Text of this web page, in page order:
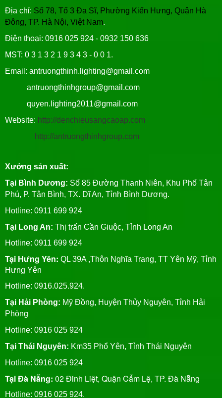
Địa chỉ: Số 78, Tổ 3 Đa Sĩ, Phường Kiến Hưng, Quận Hà
Đông, TP. Hà Nội, Việt Nam.
Điện thoại: 0916 025 924 - 0932 150 636
MST: 0 3 1 3 2 1 9 3 4 3 - 0 0 1.
Email: antruongthinh.lighting@gmail.com
antruongthinhgroup@gmail.com
quyen.lighting2011@gmail.com
Website: http://denchieusangcaoap.com
http://antruongthinhgroup.com
Xưởng sản xuất:
Tại Bình Dương: Số 85 Đường Thanh Niên, Khu Phố Tân
Phú, P. Tân Bình, TX. Dĩ An, Tỉnh Bình Dương.
Hotline: 0911 699 924
Tại Long An: Thị trấn Cần Giuộc, Tỉnh Long An
Hotline: 0911 699 924
Tại Hưng Yên: QL 39A ,Thôn Nghĩa Trang, TT Yên Mỹ, Tỉnh
Hưng Yên
Hotline: 0916.025.924.
Tại Hải Phòng: Mỹ Đồng, Huyện Thủy Nguyên, Tỉnh Hải
Phòng
Hotline: 0916 025 924
Tại Thái Nguyên: Km35 Phổ Yên, Tỉnh Thái Nguyên
Hotline: 0916 025 924
Tại Đà Nẵng: 02 Đinh Liệt, Quận Cẩm Lệ, TP. Đà Nẵng
Hotline: 0916 025 924.